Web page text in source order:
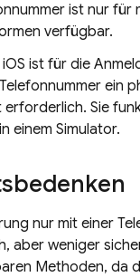
ist nur für
verfügbar.
ist für die
ein
erforderlich. Sie
einem Simulator.
nur mit einer
aber weniger
Methoden, da